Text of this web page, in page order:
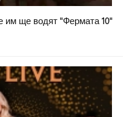
им ще водят "Фермата 10"